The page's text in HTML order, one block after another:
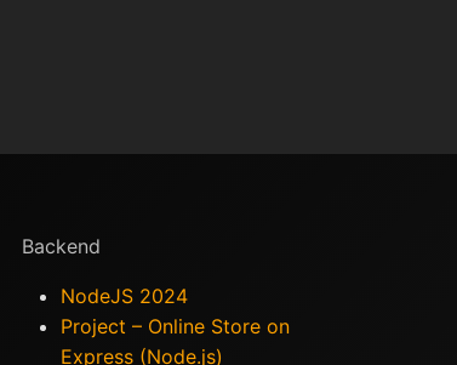
Backend
NodeJS 2024
Project – Online Store on
Express (Node.js)